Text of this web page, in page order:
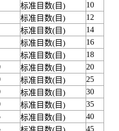
标准目数(目)
10
标准目数(目)
12
标准目数(目)
14
标准目数(目)
16
标准目数(目)
18
标准目数(目)
20
标准目数(目)
25
标准目数(目)
30
标准目数(目)
35
标准目数(目)
40
45